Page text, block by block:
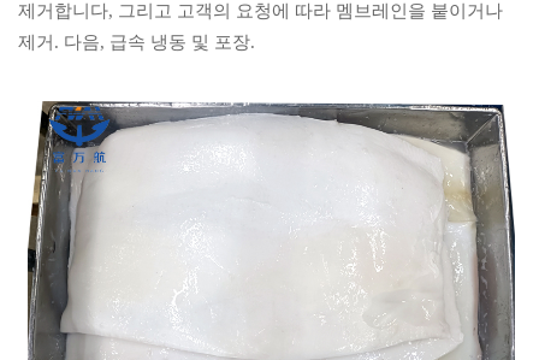
제거합니다, 그리고 고객의 요청에 따라 멤브레인을 붙이거나
제거. 다음, 급속 냉동 및 포장.